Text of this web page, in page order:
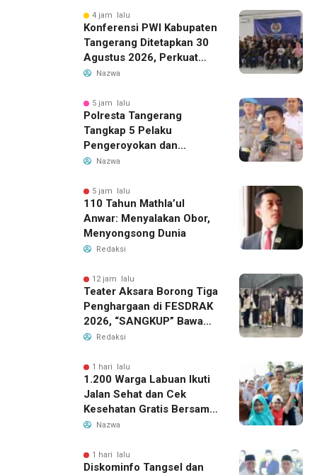
4 jam lalu
Konferensi PWI Kabupaten
Tangerang Ditetapkan 30
Agustus 2026, Perkuat
Demokrasi dan Soliditas
Nazwa
5 jam lalu
Polresta Tangerang
Tangkap 5 Pelaku
Pengeroyokan dan
Kekerasan Seksual di
Nazwa
5 jam lalu
110 Tahun Mathla’ul
Anwar: Menyalakan Obor,
Menyongsong Dunia
Redaksi
12 jam lalu
Teater Aksara Borong Tiga
Penghargaan di FESDRAK
2026, “SANGKUP” Bawa
Pulang Juara 2 Grup
Redaksi
1 hari lalu
1.200 Warga Labuan Ikuti
Jalan Sehat dan Cek
Kesehatan Gratis Bersama
Gubernur Banten
Nazwa
1 hari lalu
Diskominfo Tangsel dan